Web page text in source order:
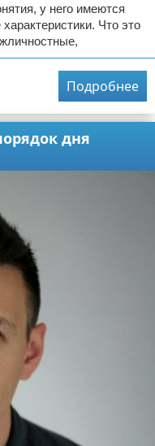
у него имеются
Что это
Подробнее
дня